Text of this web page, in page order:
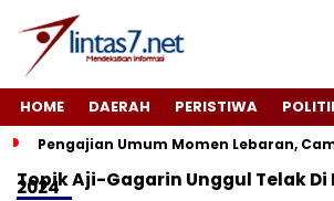
HOME DAERAH PERISTIWA
Pengajian Umum Momen Lebaran,
TopikAji-Gagarin Unggul Telak
2024